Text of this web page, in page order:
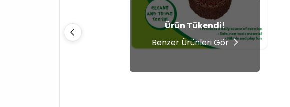
Ürün Tükendi!
Benzer Ürünleri Gör